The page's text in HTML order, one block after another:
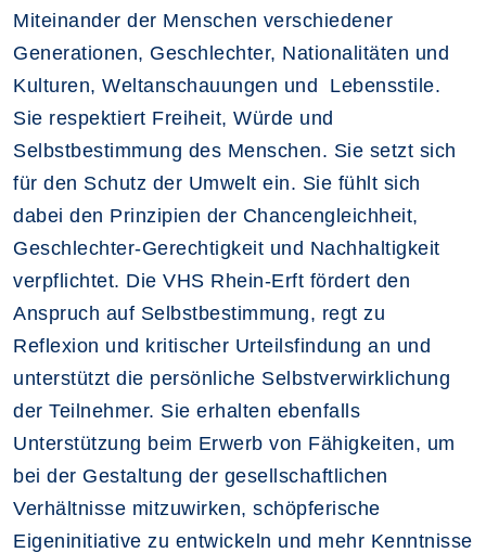
Miteinander der Menschen verschiedener
Generationen, Geschlechter, Nationalitäten und
Kulturen, Weltanschauungen und Lebensstile.
Sie respektiert Freiheit, Würde und
Selbstbestimmung des Menschen. Sie setzt sich
für den Schutz der Umwelt ein. Sie fühlt sich
dabei den Prinzipien der Chancengleichheit,
Geschlechter-Gerechtigkeit und Nachhaltigkeit
verpflichtet. Die VHS Rhein-Erft fördert den
Anspruch auf Selbstbestimmung, regt zu
Reflexion und kritischer Urteilsfindung an und
unterstützt die persönliche Selbstverwirklichung
der Teilnehmer. Sie erhalten ebenfalls
Unterstützung beim Erwerb von Fähigkeiten, um
bei der Gestaltung der gesellschaftlichen
Verhältnisse mitzuwirken, schöpferische
Eigeninitiative zu entwickeln und mehr Kenntnisse